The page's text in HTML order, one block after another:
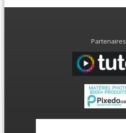
Partenaires